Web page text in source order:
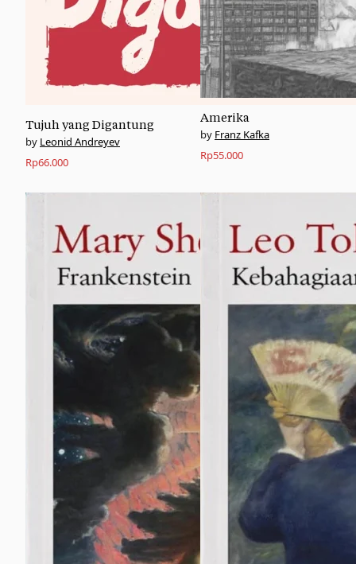
Tujuh yang Digantung
Leonid Andreyev
Rp66.000
Amerika
Franz Kafka
Rp55.000